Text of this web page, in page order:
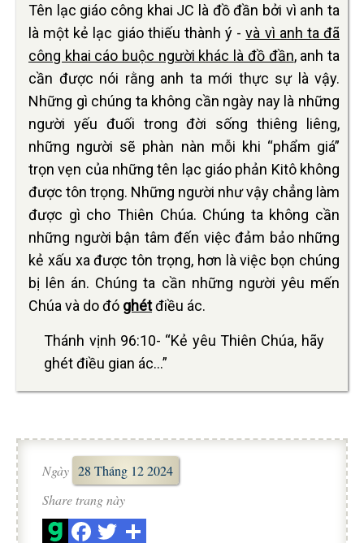
Tên lạc giáo công khai JC là đồ đần bởi vì anh ta
là một kẻ lạc giáo thiếu thành ý -và vì anh ta đã
công khai cáo buộc người khác là đồ đần, anh ta
cần được nói rằng anh ta mới thực sự là vậy.
Những gì chúng ta không cần ngày nay là những
người yếu đuối trong đời sống thiêng liêng,
những người sẽ phàn nàn mỗi khi “phẩm giá”
trọn vẹn của những tên lạc giáo phản Kitô không
được tôn trọng. Những người như vậy chẳng làm
được gì cho Thiên Chúa. Chúng ta không cần
những người bận tâm đến việc đảm bảo những
kẻ xấu xa được tôn trọng, hơn là việc bọn chúng
bị lên án. Chúng ta cần những người yêu mến
Chúa và do đó ghétđiều ác.
Thánh vịnh 96:10- “Kẻ yêu Thiên Chúa, hãy
ghét điều gian ác…”
Ngày 28 Tháng 12 2024
Share trang này